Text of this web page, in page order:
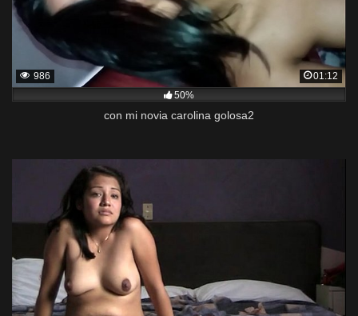
986
01:12
50%
con mi novia carolina golosa2